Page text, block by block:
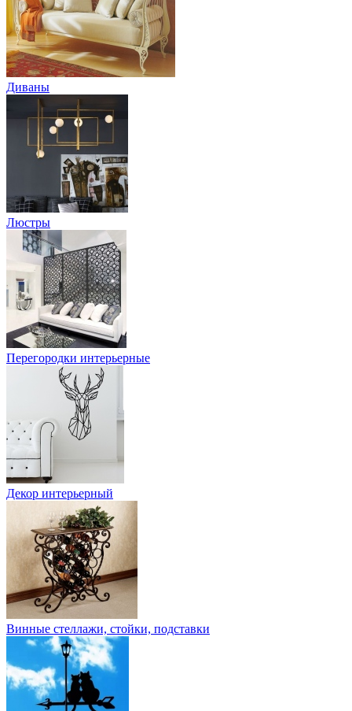
Диваны
Люстры
Перегородки интерьерные
Декор интерьерный
Винные стеллажи, стойки, подставки